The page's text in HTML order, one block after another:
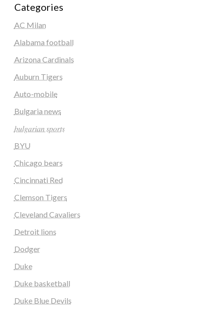
Categories
AC Milan
Alabama football
Arizona Cardinals
Auburn Tigers
Auto-mobile
Bulgaria news
𝑏𝑢𝑙𝑔𝑎𝑟𝑖𝑎𝑛 𝑠𝑝𝑜𝑟𝑡𝑠
BYU
Chicago bears
Cincinnati Red
Clemson Tigers
Cleveland Cavaliers
Detroit lions
Dodger
Duke
Duke basketball
Duke Blue Devils